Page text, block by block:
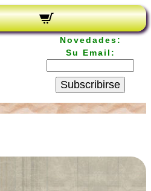
Novedades:
Su Email:
Subscribirse